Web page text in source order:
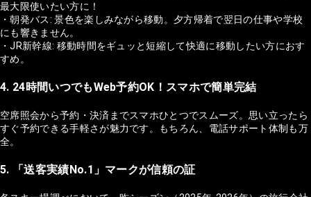
最大限使いたい方に！
・朝発バス: 景色を楽しみながら移動。夕方帰着で翌日の仕事や学校
にも響きません。
・JR新幹線: 移動時間をギュッと短縮して快適に移動したい方におす
すめ。
4. 24時間いつでもWeb予約OK！スマホで簡単完結
空席照会から予約・決済までスマホひとつでスムーズ。思い立ったら
すぐ予約できる手軽さが魅力です。もちろん、電話サポート体制も万
全。
5. 「送客実績No.1」マークが信頼の証